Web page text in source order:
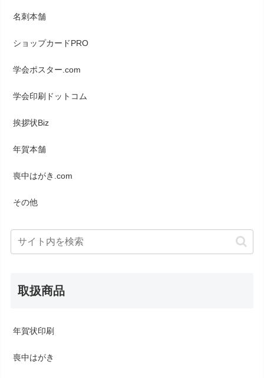
名刺本舗
ショップカードPRO
学会ポスター.com
学会印刷ドットコム
挨拶状Biz
年賀本舗
喪中はがき.com
その他
取扱商品
年賀状印刷
喪中はがき